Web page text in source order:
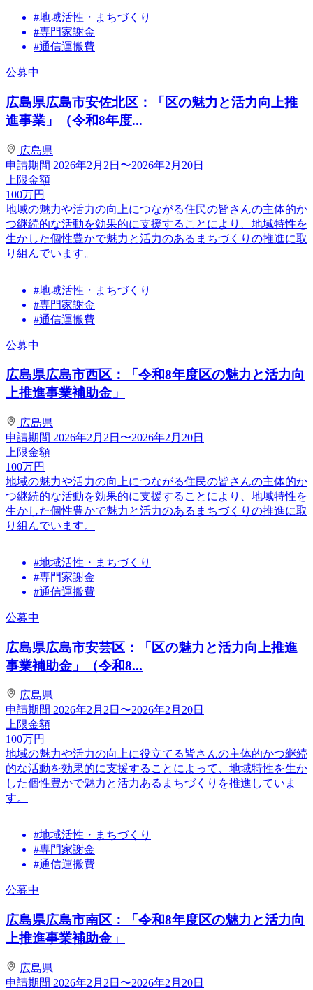
#地域活性・まちづくり
#専門家謝金
#通信運搬費
公募中
広島県広島市安佐北区：「区の魅力と活力向上推
進事業」（令和8年度...
広島県
申請期間 2026年2月2日〜2026年2月20日
上限金額
100万円
地域の魅力や活力の向上につながる住民の皆さんの主体的か
つ継続的な活動を効果的に支援することにより、地域特性を
生かした個性豊かで魅力と活力のあるまちづくりの推進に取
り組んでいます。
#地域活性・まちづくり
#専門家謝金
#通信運搬費
公募中
広島県広島市西区：「令和8年度区の魅力と活力向
上推進事業補助金」
広島県
申請期間 2026年2月2日〜2026年2月20日
上限金額
100万円
地域の魅力や活力の向上につながる住民の皆さんの主体的か
つ継続的な活動を効果的に支援することにより、地域特性を
生かした個性豊かで魅力と活力のあるまちづくりの推進に取
り組んでいます。
#地域活性・まちづくり
#専門家謝金
#通信運搬費
公募中
広島県広島市安芸区：「区の魅力と活力向上推進
事業補助金」（令和8...
広島県
申請期間 2026年2月2日〜2026年2月20日
上限金額
100万円
地域の魅力や活力の向上に役立てる皆さんの主体的かつ継続
的な活動を効果的に支援することによって、地域特性を生か
した個性豊かで魅力と活力あるまちづくりを推進していま
す。
#地域活性・まちづくり
#専門家謝金
#通信運搬費
公募中
広島県広島市南区：「令和8年度区の魅力と活力向
上推進事業補助金」
広島県
申請期間 2026年2月2日〜2026年2月20日